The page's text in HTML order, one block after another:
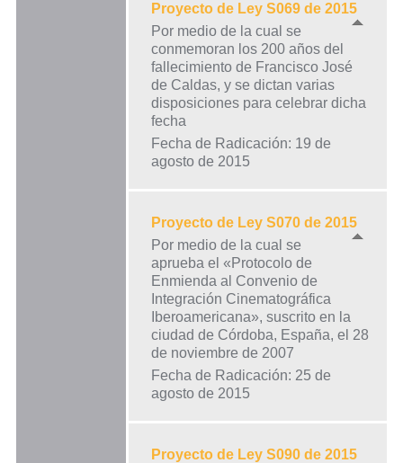
Proyecto de Ley S069 de 2015
Por medio de la cual se
conmemoran los 200 años del
fallecimiento de Francisco José
de Caldas, y se dictan varias
disposiciones para celebrar dicha
fecha
Fecha de Radicación: 19 de
agosto de 2015
Proyecto de Ley S070 de 2015
Por medio de la cual se
aprueba el «Protocolo de
Enmienda al Convenio de
Integración Cinematográfica
Iberoamericana», suscrito en la
ciudad de Córdoba, España, el 28
de noviembre de 2007
Fecha de Radicación: 25 de
agosto de 2015
Proyecto de Ley S090 de 2015